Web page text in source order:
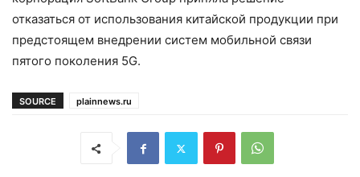
отказаться от использования китайской продукции при
предстоящем внедрении систем мобильной связи
пятого поколения 5G.
SOURCE plainnews.ru